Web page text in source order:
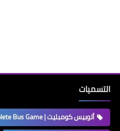
التسميات
أتوبيس كومبليت | Complete Bus Game